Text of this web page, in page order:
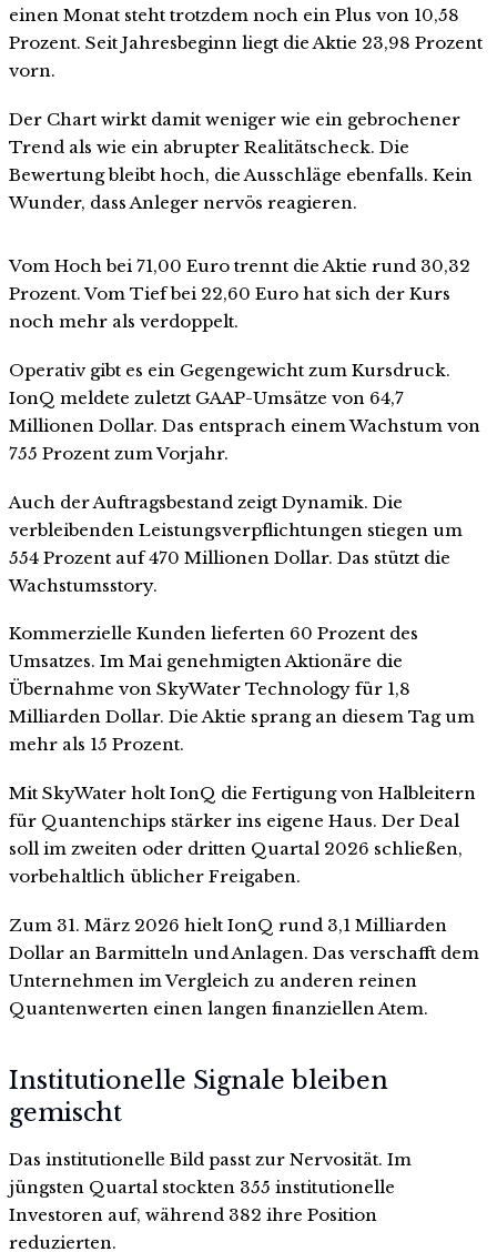
einen Monat steht trotzdem noch ein Plus von 10,58
Prozent. Seit Jahresbeginn liegt die Aktie 23,98 Prozent
vorn.
Der Chart wirkt damit weniger wie ein gebrochener
Trend als wie ein abrupter Realitätscheck. Die
Bewertung bleibt hoch, die Ausschläge ebenfalls. Kein
Wunder, dass Anleger nervös reagieren.
Vom Hoch bei 71,00 Euro trennt die Aktie rund 30,32
Prozent. Vom Tief bei 22,60 Euro hat sich der Kurs
noch mehr als verdoppelt.
Operativ gibt es ein Gegengewicht zum Kursdruck.
IonQ meldete zuletzt GAAP-Umsätze von 64,7
Millionen Dollar. Das entsprach einem Wachstum von
755 Prozent zum Vorjahr.
Auch der Auftragsbestand zeigt Dynamik. Die
verbleibenden Leistungsverpflichtungen stiegen um
554 Prozent auf 470 Millionen Dollar. Das stützt die
Wachstumsstory.
Kommerzielle Kunden lieferten 60 Prozent des
Umsatzes. Im Mai genehmigten Aktionäre die
Übernahme von SkyWater Technology für 1,8
Milliarden Dollar. Die Aktie sprang an diesem Tag um
mehr als 15 Prozent.
Mit SkyWater holt IonQ die Fertigung von Halbleitern
für Quantenchips stärker ins eigene Haus. Der Deal
soll im zweiten oder dritten Quartal 2026 schließen,
vorbehaltlich üblicher Freigaben.
Zum 31. März 2026 hielt IonQ rund 3,1 Milliarden
Dollar an Barmitteln und Anlagen. Das verschafft dem
Unternehmen im Vergleich zu anderen reinen
Quantenwerten einen langen finanziellen Atem.
Institutionelle Signale bleiben
gemischt
Das institutionelle Bild passt zur Nervosität. Im
jüngsten Quartal stockten 355 institutionelle
Investoren auf, während 382 ihre Position
reduzierten.